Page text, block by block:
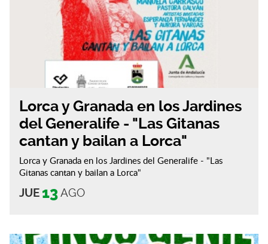
Lorca y Granada en los Jardines
del Generalife - "Las Gitanas
cantan y bailan a Lorca"
Lorca y Granada en los Jardines del Generalife - "Las
Gitanas cantan y bailan a Lorca"
JUE 13AGO